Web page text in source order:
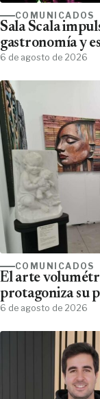
COMUNICADOS
Sala Scala
gastronomía y
6 de agosto de 2026
COMUNICADOS
El arte
protagoniza su
6 de agosto de 2026